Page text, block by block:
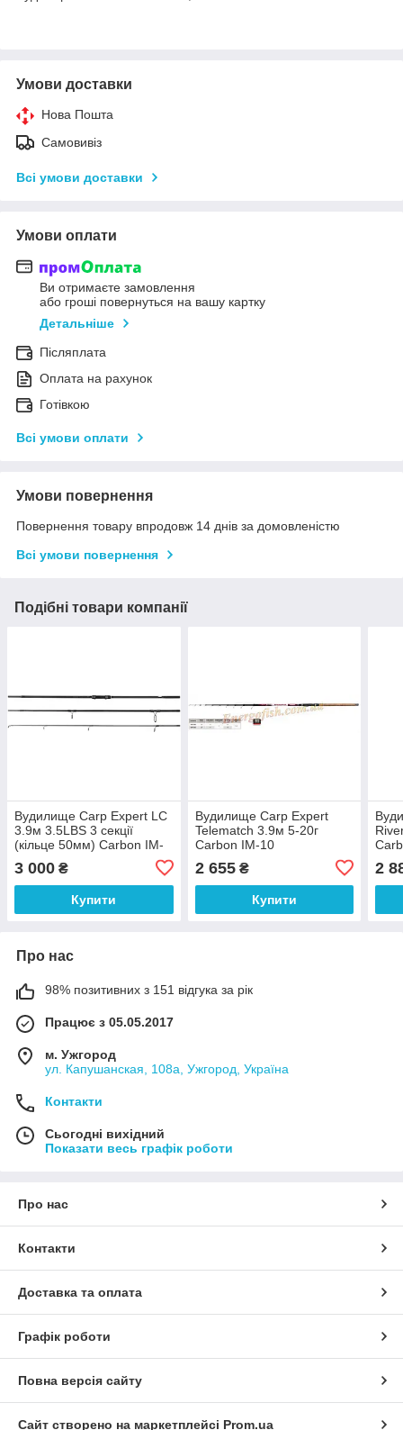
Умови доставки
Нова Пошта
Самовивіз
Всі умови доставки
Умови оплати
Ви отримаєте замовлення
або гроші повернуться на вашу картку
Детальніше
Післяплата
Оплата на рахунок
Готівкою
Всі умови оплати
Умови повернення
Повернення товару впродовж 14 днів за домовленістю
Всі умови повернення
Подібні товари компанії
Вудилище Carp Expert LC
3.9м 3.5LBS 3 секції
(кільце 50мм) Carbon IM-
3 000 ₴
Купити
Вудилище Carp Expert
Telematch 3.9м 5-20г
Carbon IM-10
2 655₴
Купити
2
Про нас
98% позитивних з 151 відгука за рік
Працює з 05.05.2017
м. Ужгород
ул. Капушанская, 108а, Ужгород, Україна
Контакти
Сьогодні вихідний
Показати весь графік роботи
Про нас
Контакти
Доставка та оплата
Графік роботи
Повна версія сайту
Сайт створено на маркетплейсі Prom.ua